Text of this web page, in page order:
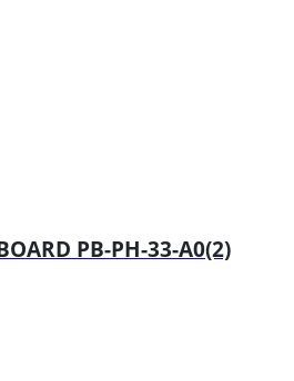
PB-PH-33-A0(2)